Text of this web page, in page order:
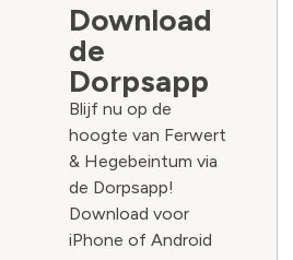
Download
de
Dorpsapp
Blijf nu op de
hoogte van Ferwert
& Hegebeintum via
de Dorpsapp!
Download voor
iPhone of Android